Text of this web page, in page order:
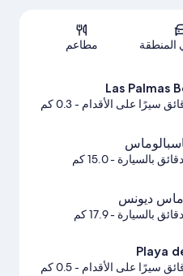
المنطقة مطاعم
Las Palmas
- 0.3 كم
- 15.0 كم
ديونس
- 17.9 كم
Playa
- 0.5 كم